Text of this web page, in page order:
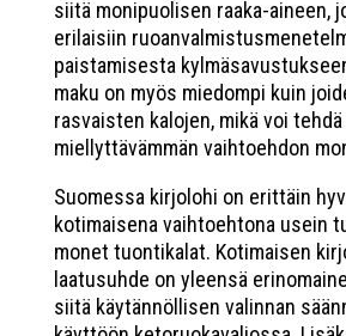
siitä monipuolisen raaka-aineen,
erilaisiin
paistamisesta
maku on myös miedompi kuin
rasvaisten kalojen, mikä voi
miellyttävämmän vaihtoehdon
Suomessa kirjolohi on erittäin
kotimaisena vaihtoehtona usein
monet tuontikalat. Kotimaisen
laatusuhde on yleensä
siitä käytännöllisen valinnan